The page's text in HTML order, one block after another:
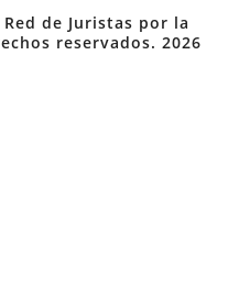
de Juristas por la
reservados. 2026